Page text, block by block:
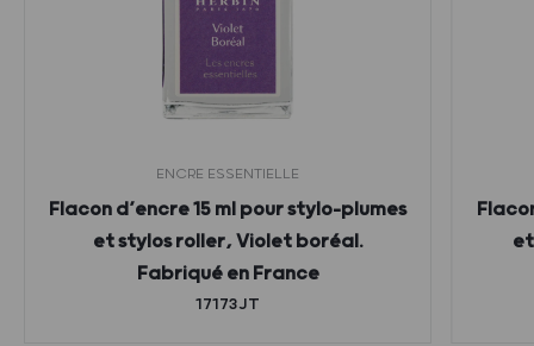
ENCRE ESSENTIELLE
Flacon d’encre 15 ml pour stylo-plumes
et stylos roller, Violet boréal.
Fabriqué en France
17173JT